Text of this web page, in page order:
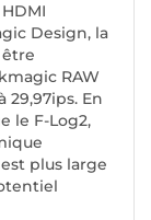
Design, la
être
RAW
29,97ips. En
le F-Log2,
plus large